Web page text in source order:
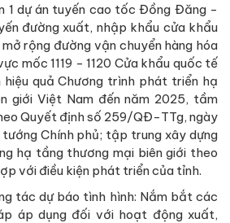
1 dự án tuyến cao tốc Đồng Đăng -
đường xuất, nhập khẩu cửa khẩu
rộng đường vận chuyển hàng hóa
mốc 1119 - 1120 Cửa khẩu quốc tế
hiệu quả Chương trình phát triển hạ
giới Việt Nam đến năm 2025, tầm
Quyết định số 259/QĐ-TTg, ngày
Chính phủ; tập trung xây dựng
hạ tầng thương mại biên giới theo
với điều kiện phát triển của tỉnh.
tác dự báo tình hình: Nắm bắt các
áp dụng đối với hoạt động xuất,